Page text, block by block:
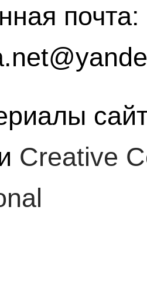
почта:
Creative